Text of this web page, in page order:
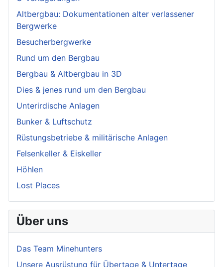
Altbergbau: Dokumentationen alter verlassener
Bergwerke
Besucherbergwerke
Rund um den Bergbau
Bergbau & Altbergbau in 3D
Dies & jenes rund um den Bergbau
Unterirdische Anlagen
Bunker & Luftschutz
Rüstungsbetriebe & militärische Anlagen
Felsenkeller & Eiskeller
Höhlen
Lost Places
Über uns
Das Team Minehunters
Unsere Ausrüstung für Übertage & Untertage